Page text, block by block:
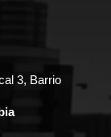
3, Barrio